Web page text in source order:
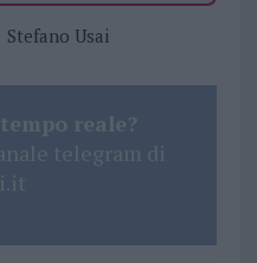
Stefano Usai
reale?
telegram di